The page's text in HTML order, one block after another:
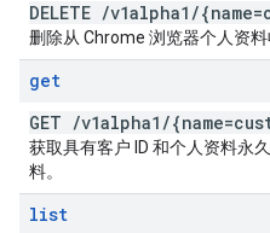
DELETE /v1alpha1 /
删除从 Chrome 浏览器个人资料
get
GET /v1alpha1 /
获取具有客户 ID 和个人资料永
料。
list